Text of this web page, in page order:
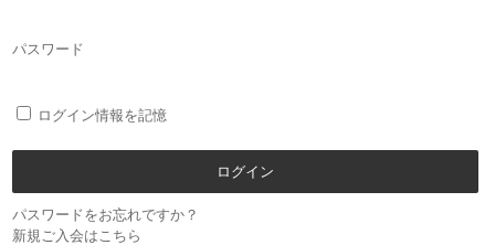
パスワード
ログイン情報を記憶
パスワードをお忘れですか？
新規ご入会はこちら